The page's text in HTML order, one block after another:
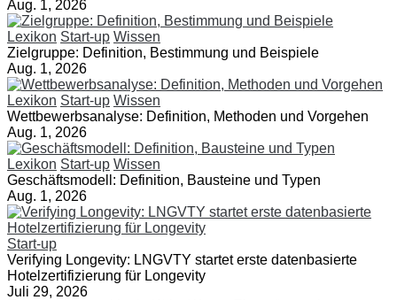
Aug. 1, 2026
Lexikon Start-up Wissen
Zielgruppe: Definition, Bestimmung und Beispiele
Aug. 1, 2026
Lexikon Start-up Wissen
Wettbewerbsanalyse: Definition, Methoden und Vorgehen
Aug. 1, 2026
Lexikon Start-up Wissen
Geschäftsmodell: Definition, Bausteine und Typen
Aug. 1, 2026
Start-up
Verifying Longevity: LNGVTY startet erste datenbasierte
Hotelzertifizierung für Longevity
Juli 29, 2026